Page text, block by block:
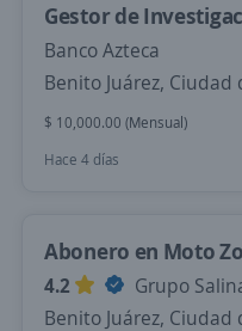
Gestor de
Banco Azteca
Benito Juárez, Ciudad
$ 10,000.00 (Mensual)
Hace 4 días
Abonero en Moto
4.2
Grupo
Benito Juárez, Ciudad